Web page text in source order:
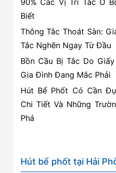
thángBiết
Thông Tắc Thoát Sàn:
Tắc Nghẽn Ngay Từ Đầu
Bồn Cầu Bị Tắc Do
Gia Đình Đang Mắc Phải
Hút Bể Phốt Có Cần
Chi Tiết Và Những
Phá
Hút bể phốt tại Hải